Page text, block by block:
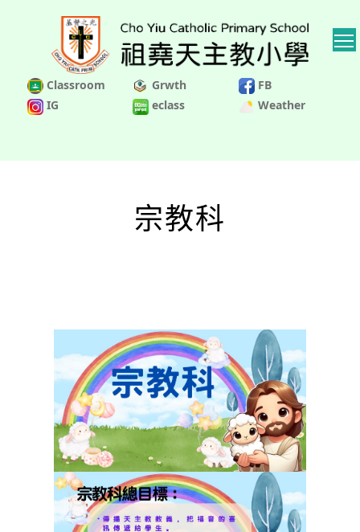
Classroom Grwth
FB
IG
eclass Weather
宗教科